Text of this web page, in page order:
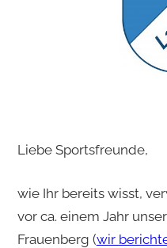
Liebe Sportsfreunde,
wie Ihr bereits wisst,
vor ca. einem Jahr
Frauenberg (wir